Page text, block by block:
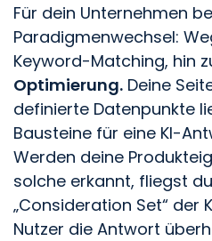
Für dein Unternehmen
Paradigmenwechsel:
Keyword-Matching, hin
Optimierung. Deine
definierte Datenpunkte
Bausteine für eine KI-
Werden deine
solche erkannt, fliegst
„Consideration Set“ der
Nutzer die Antwort